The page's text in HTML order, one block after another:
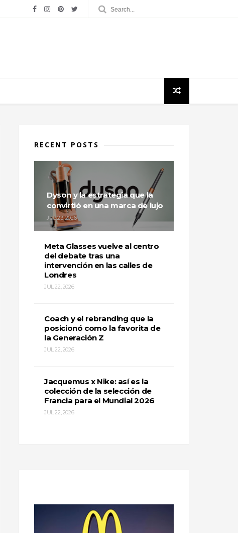
RECENT POSTS
Dyson y la estrategia que la
convirtió en una marca de lujo
JUL 23, 2026
Meta Glasses vuelve al centro
del debate tras una
intervención en las calles de
Londres
JUL 22, 2026
Coach y el rebranding que la
posicionó como la favorita de
la Generación Z
JUL 22, 2026
Jacquemus x Nike: así es la
colección de la selección de
Francia para el Mundial 2026
JUL 22, 2026